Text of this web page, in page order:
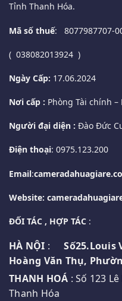
Tỉnh Thanh Hóa.
Mã số thuế: 8077987707-
( 038082013924 )
Ngày Cấp: 17.06.2024
Nơi cấp : Phòng Tài chính
Người đại diện : Đào Đức
Điện thoại: 0975.123.200
Email:
Website:
ĐỐI TÁC , HỢP TÁC :
HÀ NỘI :
Số25.Louis
Hoàng Văn Thụ,
THANH HOÁ : Số 123
Thanh Hóa